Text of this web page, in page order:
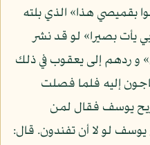
بقميصي هذا» الذي بلته
يأت بصيرا» لو قد نشر
و ردهم إلى يعقوب في ذلك
إليه فلما فصلت
يوسف فقال لمن
لو لا أن تفندون. قال: